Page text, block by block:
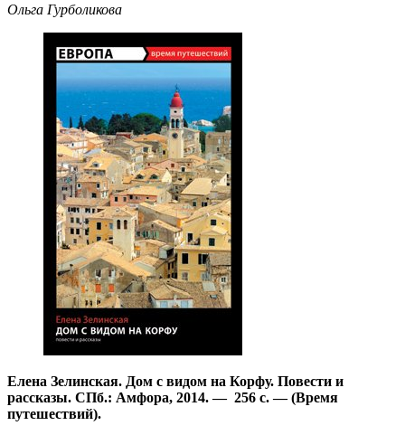
Ольга Гурболикова
Елена Зелинская. Дом с видом на Корфу. Повести и
рассказы. СПб.: Амфора, 2014. — 256 с. — (Время
путешествий).